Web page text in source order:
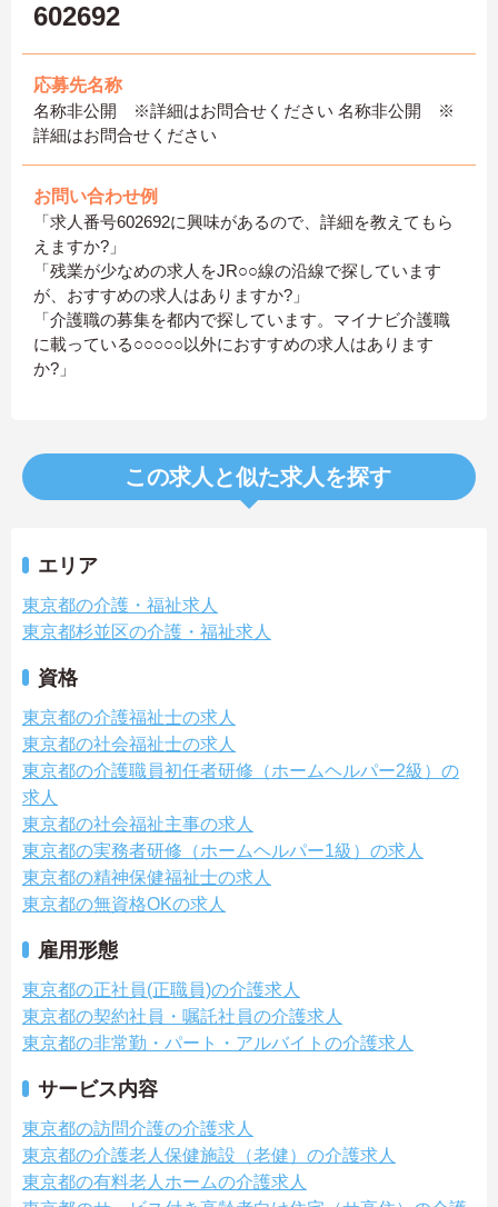
602692
応募先名称
名称非公開 ※詳細はお問合せください 名称非公開 ※
詳細はお問合せください
お問い合わせ例
「求人番号602692に興味があるので、詳細を教えてもら
えますか?」
「残業が少なめの求人をJR○○線の沿線で探しています
が、おすすめの求人はありますか?」
「介護職の募集を都内で探しています。マイナビ介護職
に載っている○○○○○以外におすすめの求人はあります
か?」
この求人と似た求人を探す
エリア
東京都の介護・福祉求人
東京都杉並区の介護・福祉求人
資格
東京都の介護福祉士の求人
東京都の社会福祉士の求人
東京都の介護職員初任者研修（ホームヘルパー2級）の
求人
東京都の社会福祉主事の求人
東京都の実務者研修（ホームヘルパー1級）の求人
東京都の精神保健福祉士の求人
東京都の無資格OKの求人
雇用形態
東京都の正社員(正職員)の介護求人
東京都の契約社員・嘱託社員の介護求人
東京都の非常勤・パート・アルバイトの介護求人
サービス内容
東京都の訪問介護の介護求人
東京都の介護老人保健施設（老健）の介護求人
東京都の有料老人ホームの介護求人